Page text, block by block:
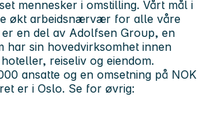
mennesker i omstilling. Vårt mål i
økt arbeidsnærvær for alle våre
er en del av Adolfsen Group, en
har sin hovedvirksomhet innen
reiseliv og eiendom.
ansatte og en omsetning på NOK
er i Oslo. Se for øvrig: